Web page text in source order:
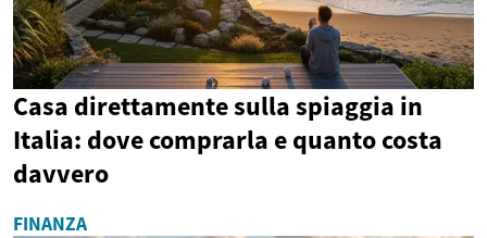
Casa direttamente sulla spiaggia in
Italia: dove comprarla e quanto costa
davvero
FINANZA